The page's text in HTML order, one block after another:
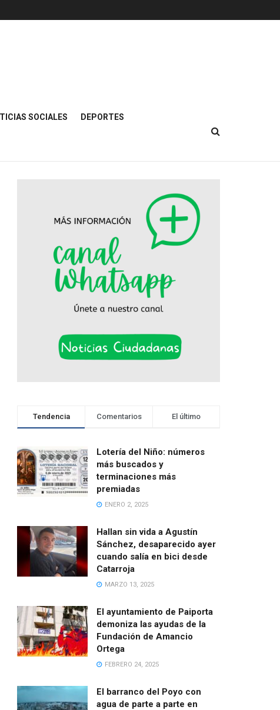
SOCIALES DEPORTES
Tendencia Comentarios El último
Lotería del Niño: números
más buscados y
terminaciones más
premiadas
ENERO 2, 2025
Hallan sin vida a Agustín
Sánchez, desaparecido ayer
cuando salía en bici desde
Catarroja
MARZO 13, 2025
El ayuntamiento de Paiporta
demoniza las ayudas de la
Fundación de Amancio
Ortega
FEBRERO 24, 2025
El barranco del Poyo con
agua de parte a parte en